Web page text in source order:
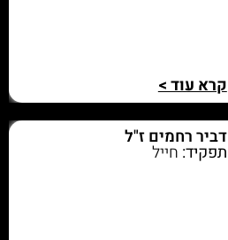
קרא עוד >
דביר רחמים ז"ל
תפקיד: חייל